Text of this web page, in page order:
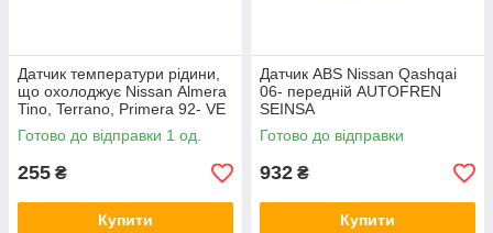
Датчик температури рідини,
що охолоджує Nissan Almera
Tino, Terrano, Primera 92- VE
RNET
Готово до відправки 1 од.
255 ₴
Купити
Датчик ABS Nissan Qashqai
06- передній AUTOFREN
SEINSA
Готово до відправки
932 ₴
Купити